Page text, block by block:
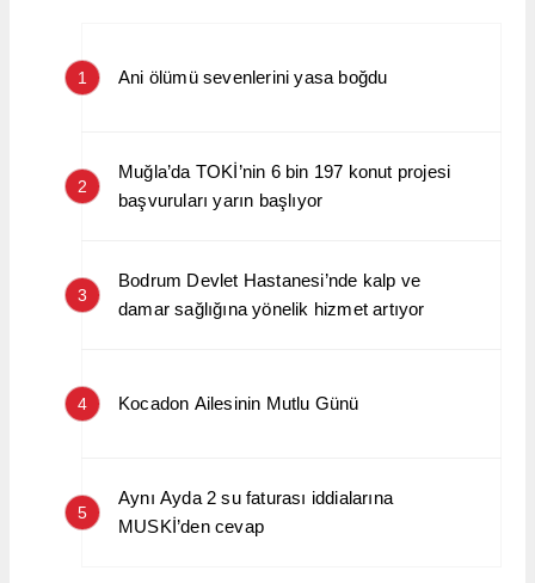
1 Ani ölümü sevenlerini yasa boğdu
2
Muğla’da TOKİ’nin 6 bin 197 konut projesi
başvuruları yarın başlıyor
3
Bodrum Devlet Hastanesi’nde kalp ve
damar sağlığına yönelik hizmet artıyor
4 Kocadon Ailesinin Mutlu Günü
5
Aynı Ayda 2 su faturası iddialarına
MUSKİ’den cevap